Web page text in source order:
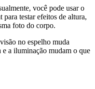
você pode usar o
testar efeitos de altura,
foto do corpo.
no espelho muda
a iluminação mudam o que